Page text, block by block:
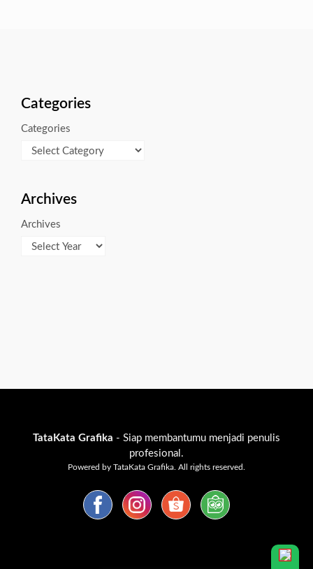
Categories
Categories
Archives
Archives
TataKata Grafika - Siap membantumu menjadi penulis
profesional.
Powered by TataKata Grafika. All rights reserved.